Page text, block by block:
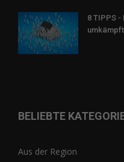
8 TIPPS
BELIEBTE
Aus der Region